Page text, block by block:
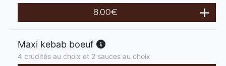
8.00€
Maxi kebab boeuf
4 crudités au choix et 2 sauces au choix